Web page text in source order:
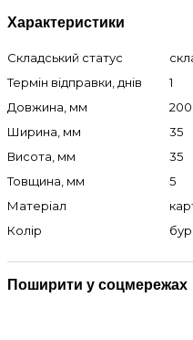
Характеристики
Складський статус
Термін відправки, днів
1
Довжина, мм
Ширина, мм
35
Висота, мм
35
Товщина, мм
5
Матеріал
Колір
Поширити у соцмережах